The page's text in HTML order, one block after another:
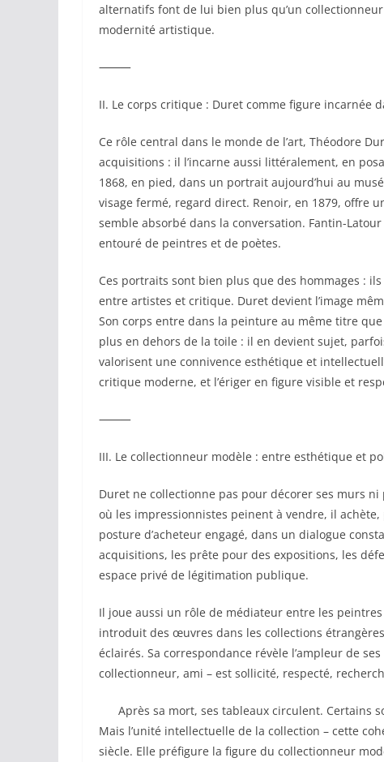
alternatifs font de lui bien plus qu’un
modernité artistique.
⸻
II. Le corps critique : Duret comme figure incarnée
Ce rôle central dans le monde de l’art, Théodore
acquisitions : il l’incarne aussi littéralement, en
1868, en pied, dans un portrait aujourd’hui au
visage fermé, regard direct. Renoir, en 1879, offre
semble absorbé dans la conversation. Fantin-
entouré de peintres et de poètes.
Ces portraits sont bien plus que des hommages :
entre artistes et critique. Duret devient l’image
Son corps entre dans la peinture au même titre
plus en dehors de la toile : il en devient sujet,
valorisent une connivence esthétique et
critique moderne, et l’ériger en figure visible et
⸻
III. Le collectionneur modèle : entre esthétique et
Duret ne collectionne pas pour décorer ses murs
où les impressionnistes peinent à vendre, il
posture d’acheteur engagé, dans un dialogue
acquisitions, les prête pour des expositions, les
espace privé de légitimation publique.
Il joue aussi un rôle de médiateur entre les
introduit des œuvres dans les collections
éclairés. Sa correspondance révèle l’ampleur de
collectionneur, ami – est sollicité, respecté,
Après sa mort, ses tableaux circulent. Certains
Mais l’unité intellectuelle de la collection – cette
siècle. Elle préfigure la figure du collectionneur